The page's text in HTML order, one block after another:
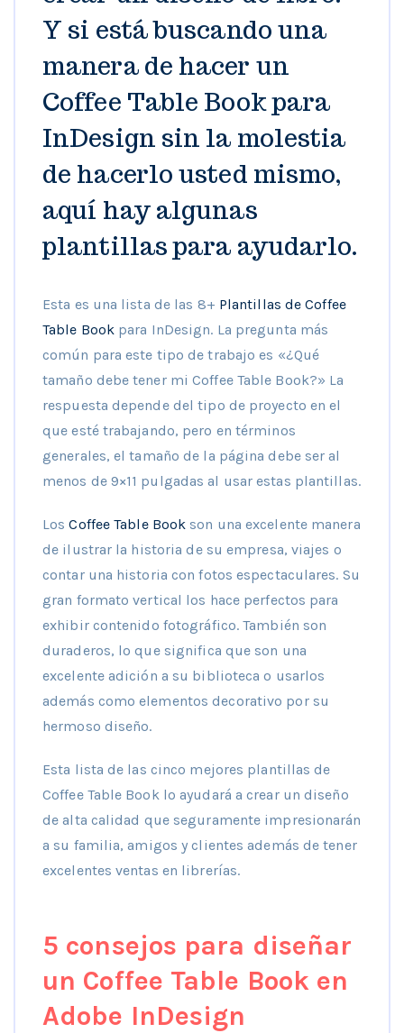
Y si está buscando una
manera de hacer un
Coffee Table Book para
InDesign sin la molestia
de hacerlo usted mismo,
aquí hay algunas
plantillas para ayudarlo.
Esta es una lista de las 8+ Plantillas de Coffee
Table Book para InDesign. La pregunta más
común para este tipo de trabajo es «¿Qué
tamaño debe tener mi Coffee Table Book?» La
respuesta depende del tipo de proyecto en el
que esté trabajando, pero en términos
generales, el tamaño de la página debe ser al
menos de 9×11 pulgadas al usar estas plantillas.
LosCoffee Table Book son una excelente manera
de ilustrar la historia de su empresa, viajes o
contar una historia con fotos espectaculares. Su
gran formato vertical los hace perfectos para
exhibir contenido fotográfico. También son
duraderos, lo que significa que son una
excelente adición a su biblioteca o usarlos
además como elementos decorativo por su
hermoso diseño.
Esta lista de las cinco mejores plantillas de
Coffee Table Book lo ayudará a crear un diseño
de alta calidad que seguramente impresionarán
a su familia, amigos y clientes además de tener
excelentes ventas en librerías.
5 consejos para diseñar
un Coffee Table Book en
Adobe InDesign